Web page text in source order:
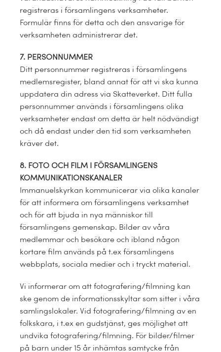
registreras i församlingens verksamheter.
Formulär finns för detta och den ansvarige för
verksamheten administrerar det.
7. PERSONNUMMER
Ditt personnummer registreras i församlingens
medlemsregister, bland annat för att vi ska kunna
uppdatera din adress via Skatteverket. Ditt fulla
personnummer används i församlingens olika
verksamheter endast om detta är helt nödvändigt
och då endast under den tid som verksamheten
kräver det.
8. FOTO OCH FILM I FÖRSAMLINGENS
KOMMUNIKATIONSKANALER
Immanuelskyrkan kommunicerar via olika kanaler
för att informera om församlingens verksamhet
och för att bjuda in nya människor till
församlingens gemenskap. Bilder av våra
medlemmar och besökare och ibland någon
kortare film används på t.ex församlingens
webbplats, sociala medier och i tryckt material.
Vi informerar om att fotografering/filmning kan
ske genom de informationsskyltar som sitter i våra
samlingslokaler. Vid fotografering/filmning av en
folkskara, i t.ex en gudstjänst, ges möjlighet att
undvika fotografering/filmning. För bilder/filmer
på barn under 15 år inhämtas samtycke från